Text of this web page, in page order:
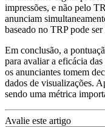
impressões, e não pelo
anunciam
baseado no TRP pode
Em conclusão, a
para avaliar a eficácia
os anunciantes tomem
dados de visualizações.
sendo uma métrica
Avalie este artigo